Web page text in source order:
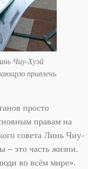
Чиу-Хуэй
привлечь
просто
правам на
совета Линь Чиу-
– это часть жизни.
во всём мире».